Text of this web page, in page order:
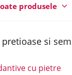
produsele
pretioase si